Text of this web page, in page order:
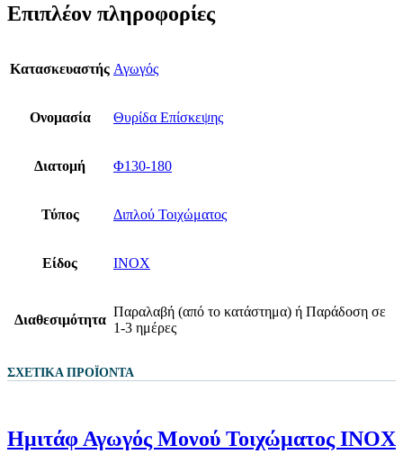
Επιπλέον πληροφορίες
Κατασκευαστής Αγωγός
Ονομασία Θυρίδα Επίσκεψης
Διατομή Φ130-180
Τύπος Διπλού Τοιχώματος
Είδος ΙΝΟΧ
Διαθεσιμότητα
Παραλαβή (από το κατάστημα) ή Παράδοση σε
1-3 ημέρες
ΣΧΕΤΙΚΆ ΠΡΟΪΌΝΤΑ
Ημιτάφ Αγωγός Μονού Τοιχώματος ΙΝΟΧ